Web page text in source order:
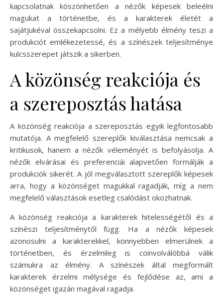
kapcsolatnak köszönhetően a nézők képesek beleélni
magukat a történetbe, és a karakterek életét a
sajátjukéval összekapcsolni. Ez a mélyebb élmény teszi a
produkciót emlékezetessé, és a színészek teljesítménye
kulcsszerepet játszik a sikerben.
A közönség reakciója és
a szereposztás hatása
A közönség reakciója a szereposztás egyik legfontosabb
mutatója. A megfelelő szereplők kiválasztása nemcsak a
kritikusok, hanem a nézők véleményét is befolyásolja. A
nézők elvárásai és preferenciái alapvetően formálják a
produkciók sikerét. A jól megválasztott szereplők képesek
arra, hogy a közönséget magukkal ragadják, míg a nem
megfelelő választások esetleg csalódást okozhatnak.
A közönség reakciója a karakterek hitelességétől és a
színészi teljesítménytől függ. Ha a nézők képesek
azonosulni a karakterekkel, könnyebben elmerülnek a
történetben, és érzelmileg is coinvolválóbbá válik
számukra az élmény. A színészek által megformált
karakterek érzelmi mélysége és fejlődése az, ami a
közönséget igazán magával ragadja.